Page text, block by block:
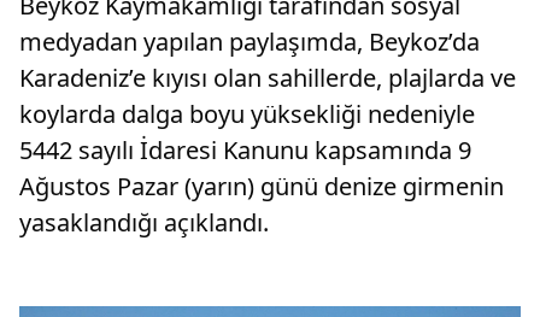
medyadan yapılan paylaşımda, Beykoz’da
Karadeniz’e kıyısı olan sahillerde, plajlarda ve
koylarda dalga boyu yüksekliği nedeniyle
5442 sayılı İdaresi Kanunu kapsamında 9
Ağustos Pazar (yarın) günü denize girmenin
yasaklandığı açıklandı.